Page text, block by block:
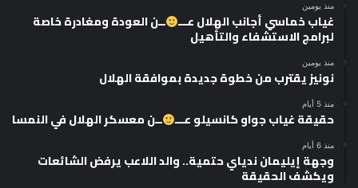
منذ يومين
غياب خماسي أجانب الهلال عـــ ــن العودة ومغادرة خاصة
لبرامج الاستشفاء والتأهيل
منذ يومين
نونيز يقترب من خطوة جديدة بموافقة الهلال
منذ 5 أيام
حقيقة غياب جواو كانسيلو عـــ ــن معسكر الهلال في النمسا
منذ 6 أيام
وجهة إيليمان ندياي حتمية.. والد اللاعب يرفض الشائعات
ويكشف الحقيقة